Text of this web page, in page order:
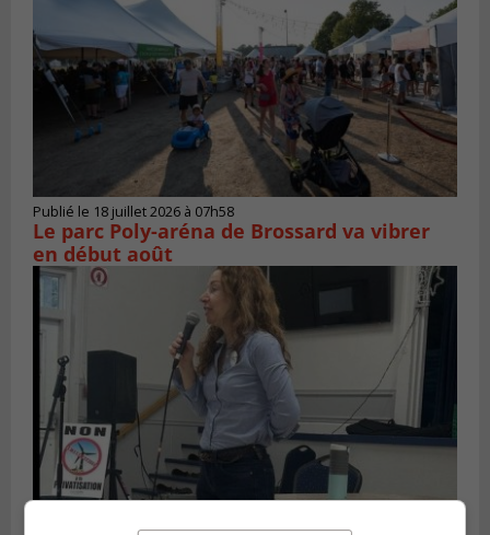
Publié le 18 juillet 2026 à 07h58
Le parc Poly-aréna de Brossard va vibrer
en début août